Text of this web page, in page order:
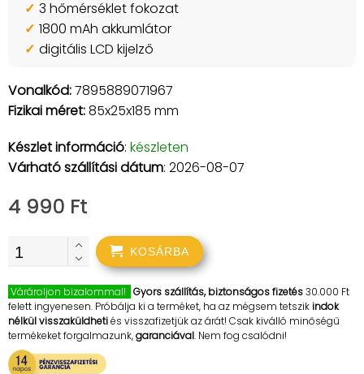
3 hőmérséklet fokozat
1800 mAh akkumlátor
digitális LCD kijelző
Vonalkód:7895889071967
Fizikai méret:85x25x185 mm
Készlet információ: készleten
Várható szállítási dátum: 2026-08-07
4 990 Ft
KOSÁRBA
Várároljon bizalommal! Gyors szállítás, biztonságos fizetés30.000 Ft
felett ingyenesen. Próbálja ki a terméket, ha az mégsem tetszikindok
nélkül visszaküldhetiés visszafizetjük az árát! Csak kiválló minőségű
termékeket forgalmazunk,garanciával. Nem fog csalódni!